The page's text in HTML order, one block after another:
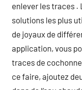
enlever les traces .
solutions les plus
de joyaux de
application, vous
traces de
ce faire, ajoutez